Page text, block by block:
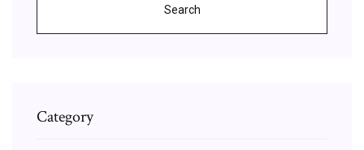
Search
Category